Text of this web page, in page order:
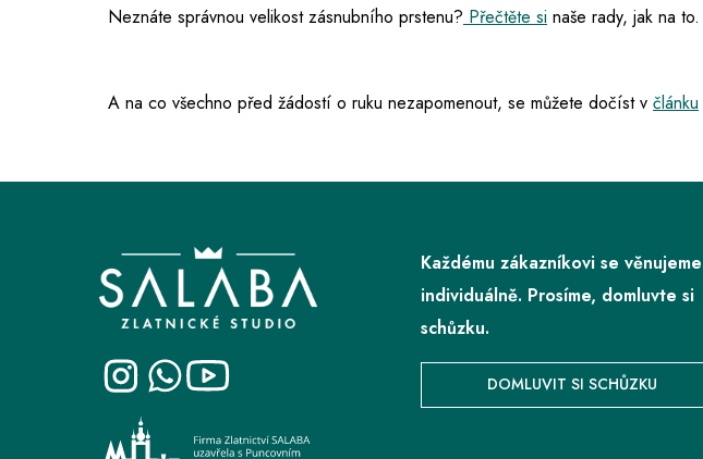
Neznáte správnou velikost zásnubního prstenu? Přečtěte si naše rady, jak na to.
A na co všechno před žádostí o ruku nezapomenout, se můžete dočíst v článku
Každému zákazníkovi se věnujeme
individuálně. Prosíme, domluvte si
schůzku.
DOMLUVIT SI SCHŮZKU